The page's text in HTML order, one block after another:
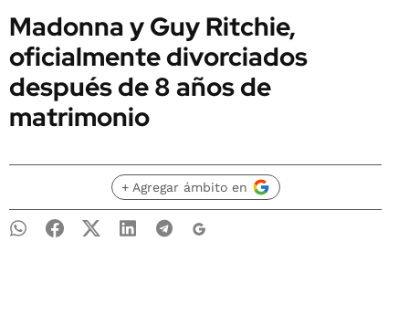
Madonna y Guy Ritchie,
oficialmente divorciados
después de 8 años de
matrimonio
+ Agregar ámbito en